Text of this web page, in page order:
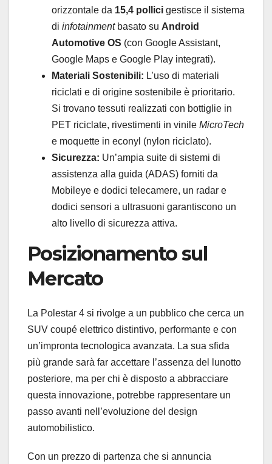
orizzontale da 15,4 pollici gestisce il sistema
di infotainmentbasato su Android
Automotive OS (con Google Assistant,
Google Maps e Google Play integrati).
Materiali Sostenibili: L’uso di materiali
riciclati e di origine sostenibile è prioritario.
Si trovano tessuti realizzati con bottiglie in
PET riciclate, rivestimenti in vinile MicroTech
e moquette in econyl (nylon riciclato).
Sicurezza: Un’ampia suite di sistemi di
assistenza alla guida (ADAS) forniti da
Mobileye e dodici telecamere, un radar e
dodici sensori a ultrasuoni garantiscono un
alto livello di sicurezza attiva.
Posizionamento sul
Mercato
La Polestar 4 si rivolge a un pubblico che cerca un
SUV coupé elettrico distintivo, performante e con
un’impronta tecnologica avanzata. La sua sfida
più grande sarà far accettare l’assenza del lunotto
posteriore, ma per chi è disposto a abbracciare
questa innovazione, potrebbe rappresentare un
passo avanti nell’evoluzione del design
automobilistico.
Con un prezzo di partenza che si annuncia